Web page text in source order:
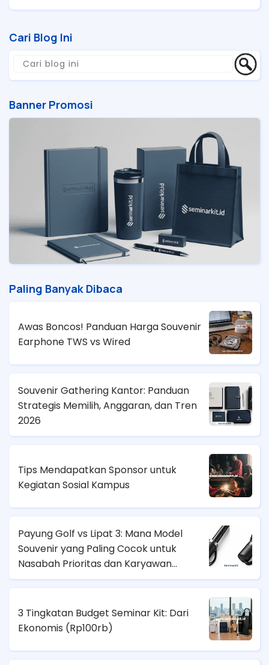
Cari Blog Ini
Banner Promosi
Paling Banyak Dibaca
Awas Boncos! Panduan Harga Souvenir
Earphone TWS vs Wired
Souvenir Gathering Kantor: Panduan
Strategis Memilih, Anggaran, dan Tren
2026
Tips Mendapatkan Sponsor untuk
Kegiatan Sosial Kampus
Payung Golf vs Lipat 3: Mana Model
Souvenir yang Paling Cocok untuk
Nasabah Prioritas dan Karyawan
Lapangan?
3 Tingkatan Budget Seminar Kit: Dari
Ekonomis (Rp100rb)